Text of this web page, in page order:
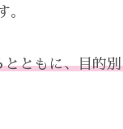
。
とともに、目的